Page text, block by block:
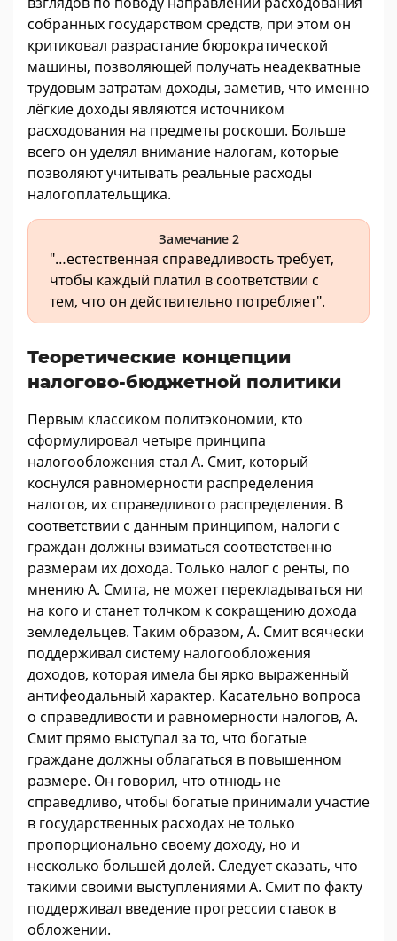
собранных государством средств, при этом он
критиковал разрастание бюрократической
машины, позволяющей получать неадекватные
трудовым затратам доходы, заметив, что именно
лёгкие доходы являются источником
расходования на предметы роскоши. Больше
всего он уделял внимание налогам, которые
позволяют учитывать реальные расходы
налогоплательщика.
Замечание 2
"…естественная справедливость требует,
чтобы каждый платил в соответствии с
тем, что он действительно потребляет".
Теоретические концепции
налогово-бюджетной политики
Первым классиком политэкономии, кто
сформулировал четыре принципа
налогообложения стал А. Смит, который
коснулся равномерности распределения
налогов, их справедливого распределения. В
соответствии с данным принципом, налоги с
граждан должны взиматься соответственно
размерам их дохода. Только налог с ренты, по
мнению А. Смита, не может перекладываться ни
на кого и станет толчком к сокращению дохода
земледельцев. Таким образом, А. Смит всячески
поддерживал систему налогообложения
доходов, которая имела бы ярко выраженный
антифеодальный характер. Касательно вопроса
о справедливости и равномерности налогов, А.
Смит прямо выступал за то, что богатые
граждане должны облагаться в повышенном
размере. Он говорил, что отнюдь не
справедливо, чтобы богатые принимали участие
в государственных расходах не только
пропорционально своему доходу, но и
несколько большей долей. Следует сказать, что
такими своими выступлениями А. Смит по факту
поддерживал введение прогрессии ставок в
обложении.